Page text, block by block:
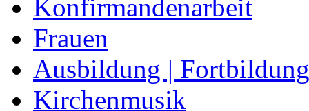
Konfirmandenarbeit
Frauen
Ausbildung | Fortbildung
Kirchenmusik